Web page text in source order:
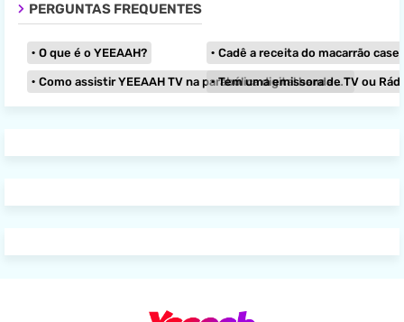
PERGUNTAS FREQUENTES
O que é o YEEAAH? Cadê a receita do macarrão caseiro
Como assistir YEEAAH TV na parabólica digital banda KU?
Tem uma emissora de TV ou Rádio